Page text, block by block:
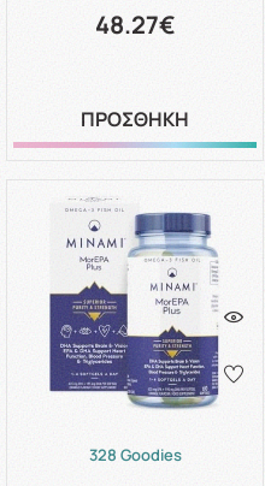
48.27€
ΠΡΟΣΘΗΚΗ
328 Goodies